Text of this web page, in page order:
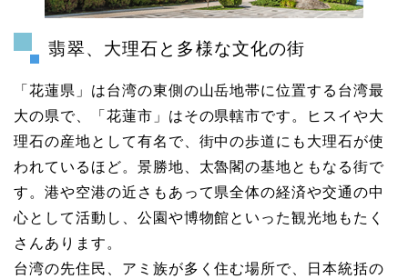
翡翠、大理石と多様な文化の街
「花蓮県」は台湾の東側の山岳地帯に位置する台湾最
大の県で、「花蓮市」はその県轄市です。ヒスイや大
理石の産地として有名で、街中の歩道にも大理石が使
われているほど。景勝地、太魯閣の基地ともなる街で
す。港や空港の近さもあって県全体の経済や交通の中
心として活動し、公園や博物館といった観光地もたく
さんあります。
台湾の先住民、アミ族が多く住む場所で、日本統括の